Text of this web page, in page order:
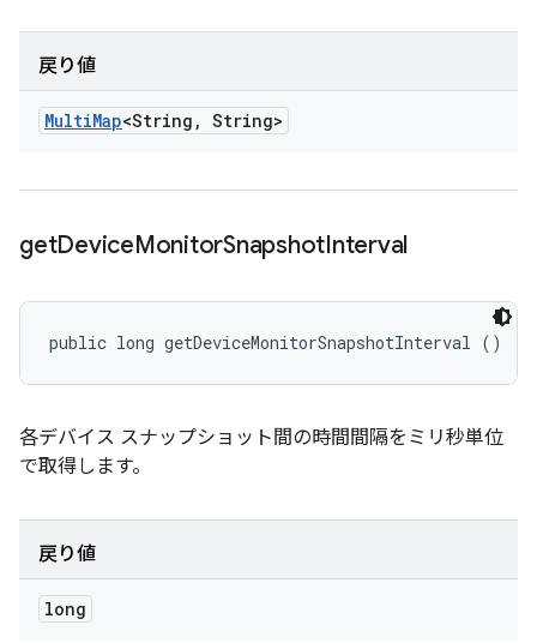
戻り値
MultiMap<String , String>
getDeviceMonitorSnapshotInterval
public long getDeviceMonitorSnapshotInterval ()
各デバイス スナップショット間の時間間隔をミリ秒単位
で取得します。
戻り値
long